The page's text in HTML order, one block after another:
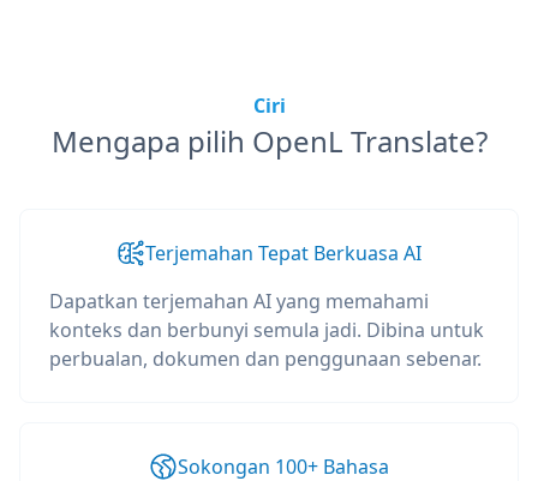
Ciri
Mengapa pilih OpenL Translate?
Terjemahan Tepat Berkuasa AI
Dapatkan terjemahan AI yang memahami
konteks dan berbunyi semula jadi. Dibina untuk
perbualan, dokumen dan penggunaan sebenar.
Sokongan 100+ Bahasa